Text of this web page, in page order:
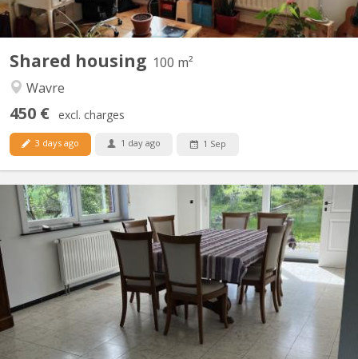
Shared housing 100 m²
Wavre
450 € excl. charges
3 days ago 1 day ago 1 Sep
KV 2122
Premium 200 m² shared apartment in Vieusart • 200 m² of bright,
fully equipped space • Large south-facing garden + terrace • 3
spacious 18 m² bedrooms • Quiet neighborhood near Louvain-la-
Neuve • Parking spaces in front of the house 3 Rooms available
18M2 Each room is furnished, bright and...